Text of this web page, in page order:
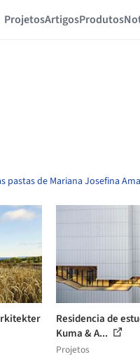
ProjetosArtigosProdutos
pastas de Mariana Josefina
Residencia de
Kuma & A...
Projetos